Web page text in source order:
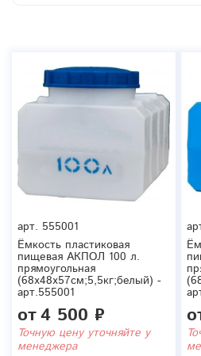
арт. 555001
Ёмкость пластиковая
пищевая АКПОЛ 100 л.
прямоугольная
(68x48x57см;5,5кг;белый) -
арт.555001
от4 500 ₽
Точную цену уточняйте у
менеджера